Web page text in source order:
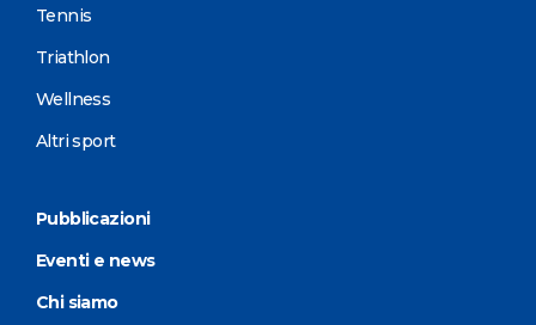
Tennis
Triathlon
Wellness
Altri sport
Pubblicazioni
Eventi e news
Chi siamo